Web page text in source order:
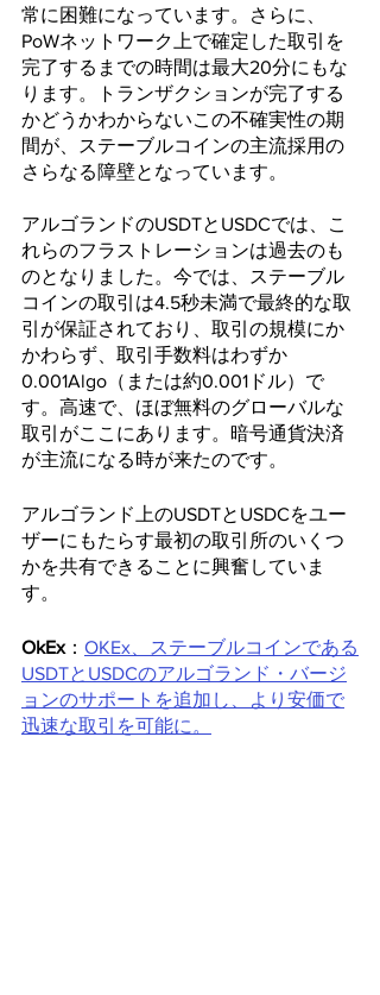
常に困難になっています。さらに、
PoWネットワーク上で確定した取引を
完了するまでの時間は最大20分にもな
ります。トランザクションが完了する
かどうかわからないこの不確実性の期
間が、ステーブルコインの主流採用の
さらなる障壁となっています。
アルゴランドのUSDTとUSDCでは、こ
れらのフラストレーションは過去のも
のとなりました。今では、ステーブル
コインの取引は4.5秒未満で最終的な取
引が保証されており、取引の規模にか
かわらず、取引手数料はわずか
0.001Algo（または約0.001ドル）で
す。高速で、ほぼ無料のグローバルな
取引がここにあります。暗号通貨決済
が主流になる時が来たのです。
アルゴランド上のUSDTとUSDCをユー
ザーにもたらす最初の取引所のいくつ
かを共有できることに興奮していま
す。
OkEx： OKEx、ステーブルコインである
USDTとUSDCのアルゴランド・バージ
ョンのサポートを追加し、より安価で
迅速な取引を可能に。